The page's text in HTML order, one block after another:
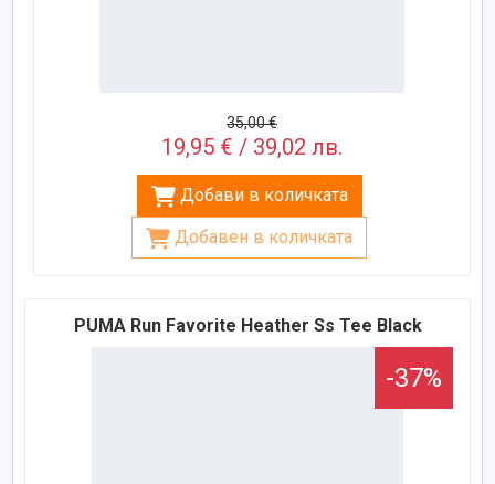
35,00 €
19,95 € / 39,02 лв.
Добави в количката
Добавен в количката
PUMA Run Favorite Heather Ss Tee Black
-37%